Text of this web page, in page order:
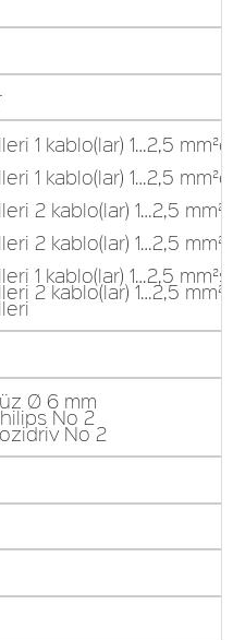
1 kablo(lar) 1…2,5
1 kablo(lar) 1…2,5
2 kablo(lar) 1…2,5
2 kablo(lar) 1…2,5
1 kablo(lar) 1…2,5
2 kablo(lar) 1…2,5
Ø 6 mm
No 2
No 2